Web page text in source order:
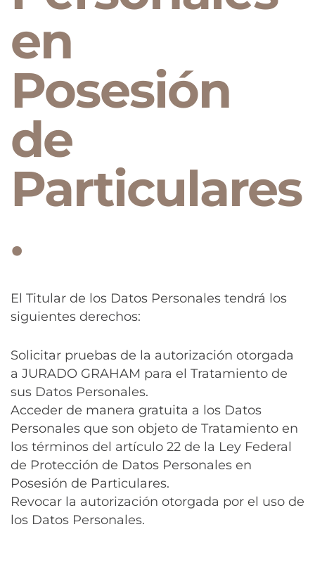
en
Posesión
de
Particulares
.
El Titular de los Datos Personales tendrá los
siguientes derechos:
Solicitar pruebas de la autorización otorgada
a JURADO GRAHAM para el Tratamiento de
sus Datos Personales.
Acceder de manera gratuita a los Datos
Personales que son objeto de Tratamiento en
los términos del artículo 22 de la Ley Federal
de Protección de Datos Personales en
Posesión de Particulares.
Revocar la autorización otorgada por el uso de
los Datos Personales.